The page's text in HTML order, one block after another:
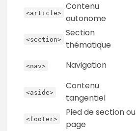
<article>
Contenu
autonome
<section>
Section
thématique
<nav> Navigation
<aside>
Contenu
tangentiel
<footer>
Pied de section ou
page